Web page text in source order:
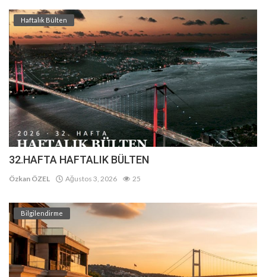
Haftalık Bülten
32.HAFTA HAFTALIK BÜLTEN
Özkan ÖZEL Ağustos 3, 2026 25
Bilgilendirme